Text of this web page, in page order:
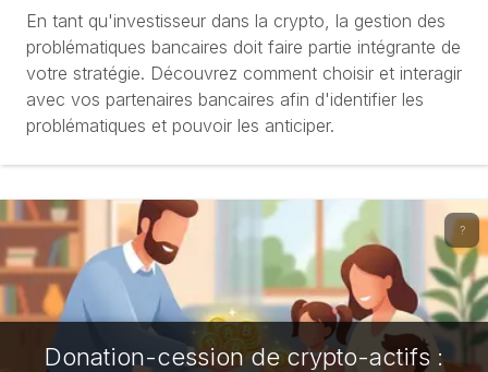
En tant qu'investisseur dans la crypto, la gestion des
problématiques bancaires doit faire partie intégrante de
votre stratégie. Découvrez comment choisir et interagir
avec vos partenaires bancaires afin d'identifier les
problématiques et pouvoir les anticiper.
?
Donation-cession de crypto-actifs :